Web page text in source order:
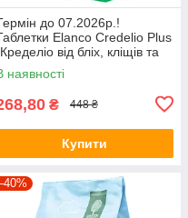
до 07.2026р.!
Elanco Credelio Plus
від бліх, кліщів та
для собак вагою 1,4-
1таб.
наявності
₴ 448 ₴
Купити